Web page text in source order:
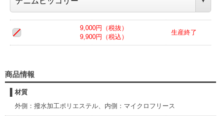
9,000円（税抜）
9,900円（税込）
生産終了
商品情報
材質
外側：撥水加工ポリエステル、内側：マイクロフリース